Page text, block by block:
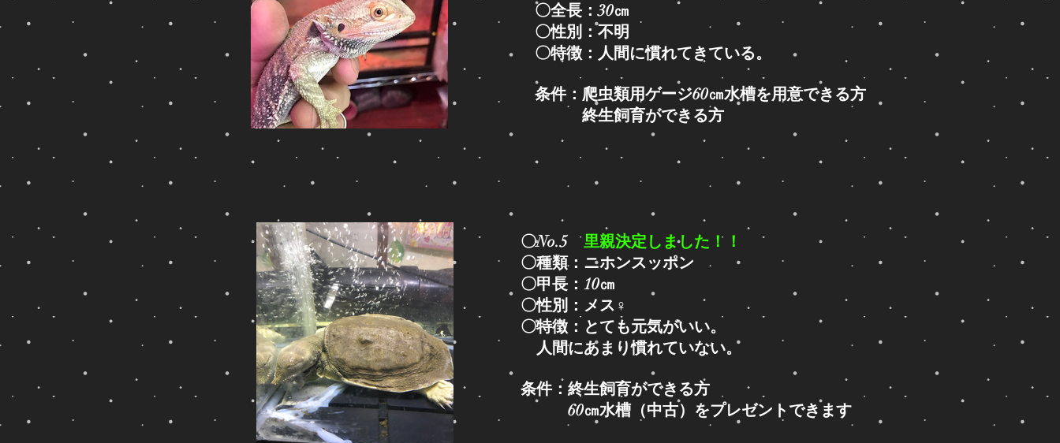
〇全長：30㎝
〇性別：不明
〇特徴： 人間に慣れてきている。
条件：爬虫類用ゲージ60㎝水槽を用意できる方
​ 終生飼育ができる方
〇No.5里親決定しました！！
〇種類：ニホンスッポン
〇甲長：10㎝
〇性別：メス♀
〇特徴：とても元気がいい。
人間にあまり慣れていない。
条件：終生飼育ができる方
​ 60㎝水槽（中古）をプレゼントできます